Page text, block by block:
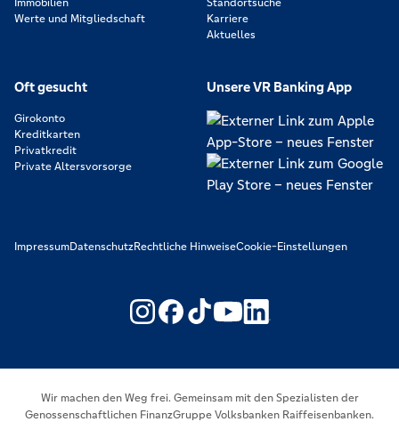
Werte und Mitgliedschaft
Karriere
Aktuelles
Oft gesucht
Girokonto
Kreditkarten
Privatkredit
Private Altersvorsorge
Unsere VR Banking App
ImpressumDatenschutzRechtliche HinweiseCookie-Einstellungen
https://www.youtube.com/
https://
Wir machen den Weg frei. Gemeinsam mit den Spezialisten der
Genossenschaftlichen FinanzGruppe Volksbanken Raiffeisenbanken.